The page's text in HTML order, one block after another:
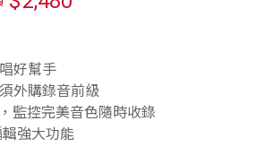
好幫手
外購錄音前級
監控完美音色隨時收錄
強大功能